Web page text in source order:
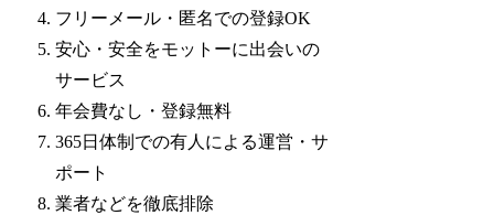
フリーメール・匿名での登録OK
安心・安全をモットーに出会いの
サービス
年会費なし・登録無料
365日体制での有人による運営・サ
ポート
業者などを徹底排除